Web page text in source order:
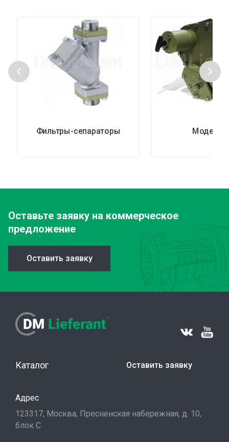
Фильтры-сепараторы Модель
Оставьте заявку на коммерческое
предложение
Оставить заявку
Каталог Оставить заявку
Адрес
123317, Москва, Пресненская набережная, д. 10,
блок С